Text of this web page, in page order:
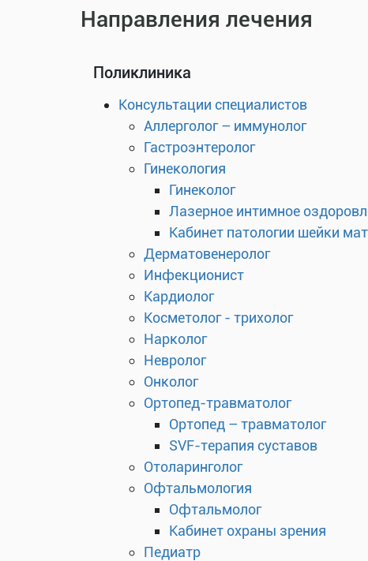
Направления лечения
Поликлиника
Консультации специалистов
Аллерголог – иммунолог
Гастроэнтеролог
Гинекология
Гинеколог
Лазерное интимное
Кабинет патологии шейки
Дерматовенеролог
Инфекционист
Кардиолог
Косметолог - трихолог
Нарколог
Невролог
Онколог
Ортопед-травматолог
Ортопед – травматолог
SVF-терапия суставов
Отоларинголог
Офтальмология
Офтальмолог
Кабинет охраны зрения
Педиатр